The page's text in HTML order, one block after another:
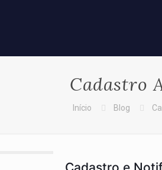
Cadastro
Início Blog